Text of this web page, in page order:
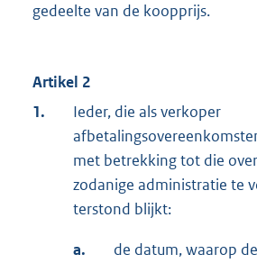
gedeelte van de koopprijs.
Artikel 2
1.
Ieder, die als verkoper
met betrekking tot die
zodanige administratie te
terstond blijkt:
a.
de datum, waarop